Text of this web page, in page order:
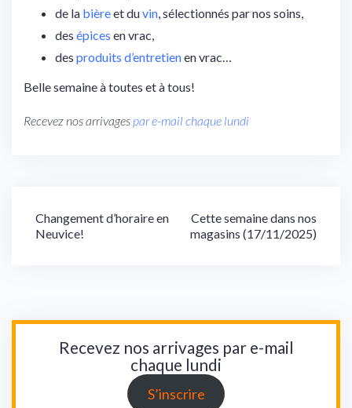
de la bièreet duvin, sélectionnés par nos soins,
des épices en vrac,
des produits d’entretienen vrac…
Belle semaine à toutes et à tous!
Recevez nos arrivages par e-mail chaque lundi
Navigation
de
Changement d’horaire en
Neuvice!
Cette semaine dans nos
magasins (17/11/2025)
Recevez nos arrivages par e-mail
chaque lundi
S’inscrire